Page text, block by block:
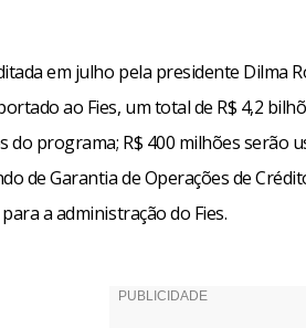
em julho pela presidente Dilma
ao Fies, um total de R$ 4,2
do programa; R$ 400 milhões serão
de Garantia de Operações de
a administração do Fies.